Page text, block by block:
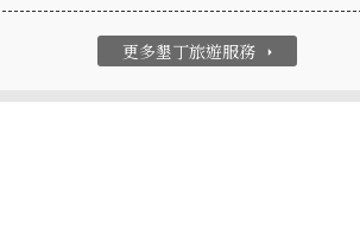
更多墾丁旅遊服務 arrow_right